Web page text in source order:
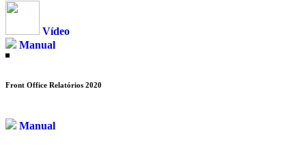
Vídeo
Manual
Front Office Relatórios 2020
Manual